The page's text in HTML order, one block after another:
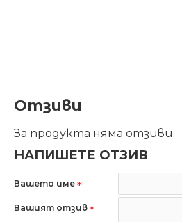
Отзиви
За продукта няма отзиви.
НАПИШЕТЕ ОТЗИВ
Вашето име
Вашият отзив